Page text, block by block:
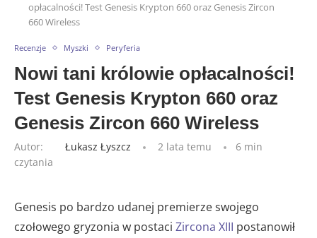
opłacalności! Test Genesis Krypton 660 oraz Genesis Zircon
660 Wireless
Recenzje Myszki Peryferia
Nowi tani królowie opłacalności!
Test Genesis Krypton 660 oraz
Genesis Zircon 660 Wireless
Autor: Łukasz Łyszcz 2 lata temu
6 min
czytania
Genesis po bardzo udanej premierze swojego
czołowego gryzonia w postaci Zircona XIII postanowił